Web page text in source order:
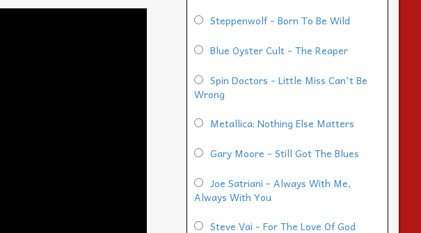
Steppenwolf - Born To Be Wild
Blue Oyster Cult - The Reaper
Spin Doctors - Little Miss Can't Be
Wrong
Metallica: Nothing Else Matters
Gary Moore - Still Got The Blues
Joe Satriani - Always With Me,
Always With You
Steve Vai - For The Love Of God